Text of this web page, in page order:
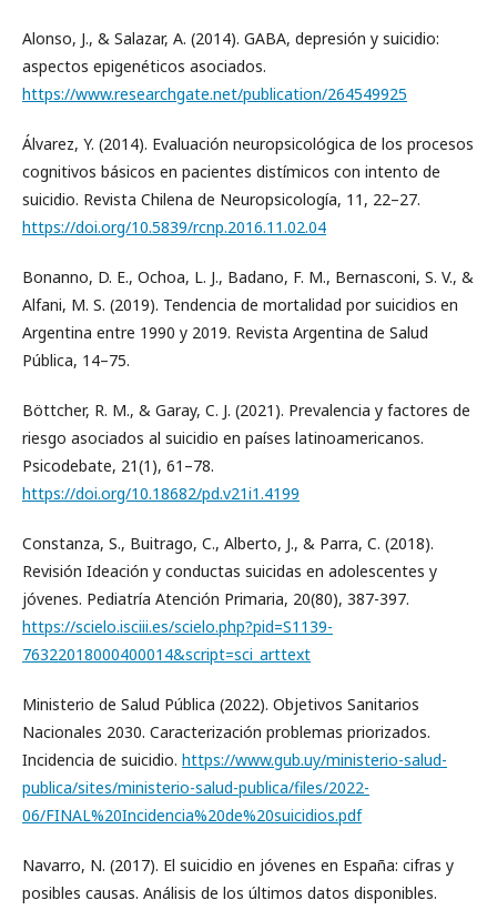
Alonso, J., & Salazar, A. (2014). GABA, depresión y suicidio:
aspectos epigenéticos asociados.
https://www.researchgate.net/publication/264549925
Álvarez, Y. (2014). Evaluación neuropsicológica de los procesos
cognitivos básicos en pacientes distímicos con intento de
suicidio. Revista Chilena de Neuropsicología, 11, 22–27.
https://doi.org/10.5839/rcnp.2016.11.02.04
Bonanno, D. E., Ochoa, L. J., Badano, F. M., Bernasconi, S. V., &
Alfani, M. S. (2019). Tendencia de mortalidad por suicidios en
Argentina entre 1990 y 2019. Revista Argentina de Salud
Pública, 14–75.
Böttcher, R. M., & Garay, C. J. (2021). Prevalencia y factores de
riesgo asociados al suicidio en países latinoamericanos.
Psicodebate, 21(1), 61–78.
https://doi.org/10.18682/pd.v21i1.4199
Constanza, S., Buitrago, C., Alberto, J., & Parra, C. (2018).
Revisión Ideación y conductas suicidas en adolescentes y
jóvenes. Pediatría Atención Primaria, 20(80), 387-397.
https://scielo.isciii.es/scielo.php?pid=S1139-
76322018000400014&script=sci_arttext
Ministerio de Salud Pública (2022). Objetivos Sanitarios
Nacionales 2030. Caracterización problemas priorizados.
Incidencia de suicidio. https://www.gub.uy/ministerio-salud-
publica/sites/ministerio-salud-publica/files/2022-
06/FINAL%20Incidencia%20de%20suicidios.pdf
Navarro, N. (2017). El suicidio en jóvenes en España: cifras y
posibles causas. Análisis de los últimos datos disponibles.